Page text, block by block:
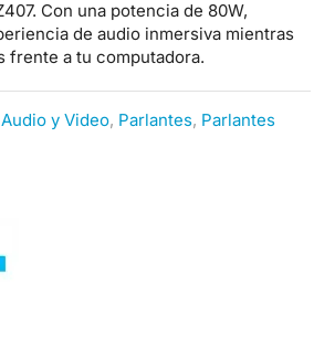
Con una potencia de 80W,
de audio inmersiva mientras
frente a tu computadora.
Audio y Video, Parlantes, Parlantes